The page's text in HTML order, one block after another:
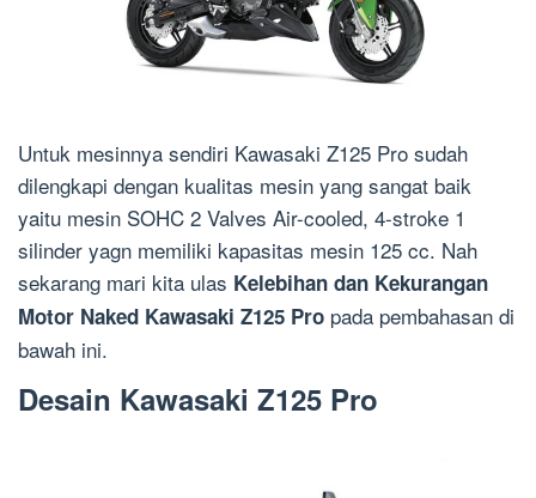
Untuk mesinnya sendiri Kawasaki Z125 Pro sudah
dilengkapi dengan kualitas mesin yang sangat baik
yaitu mesin SOHC 2 Valves Air-cooled, 4-stroke 1
silinder yagn memiliki kapasitas mesin 125 cc. Nah
sekarang mari kita ulas Kelebihan dan Kekurangan
Motor Naked Kawasaki Z125 Pro pada pembahasan di
bawah ini.
Desain Kawasaki Z125 Pro